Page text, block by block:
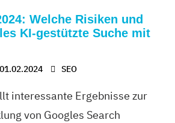
Welche Risiken und
KI-gestützte Suche mit
01.02.2024 SEO
interessante Ergebnisse zur
von Googles Search